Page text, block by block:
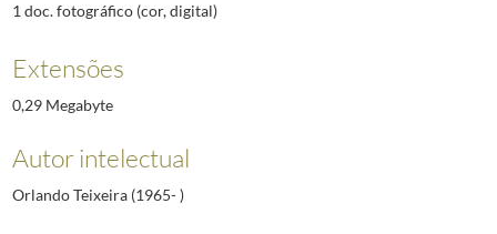
1 doc. fotográfico (cor, digital)
Extensões
0,29 Megabyte
Autor intelectual
Orlando Teixeira (1965- )